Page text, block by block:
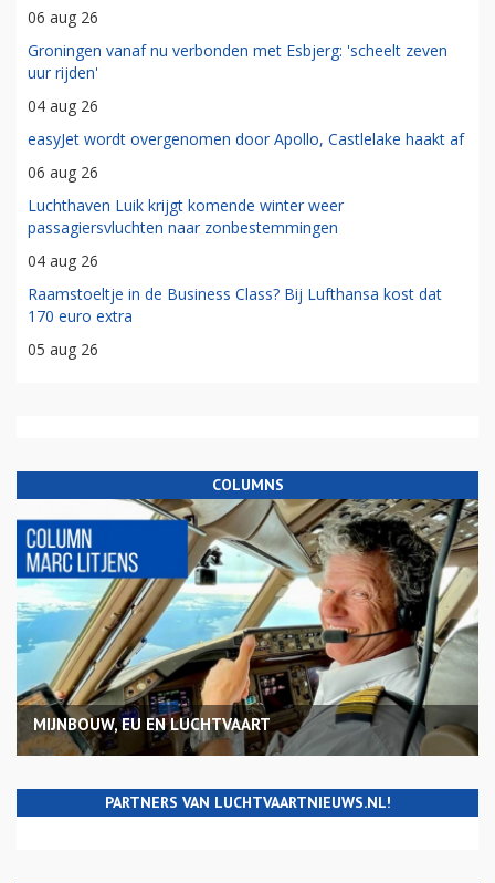
06 aug 26
Groningen vanaf nu verbonden met Esbjerg: 'scheelt zeven
uur rijden'
04 aug 26
easyJet wordt overgenomen door Apollo, Castlelake haakt af
06 aug 26
Luchthaven Luik krijgt komende winter weer
passagiersvluchten naar zonbestemmingen
04 aug 26
Raamstoeltje in de Business Class? Bij Lufthansa kost dat
170 euro extra
05 aug 26
COLUMNS
MIJNBOUW, EU EN LUCHTVAART
PARTNERS VAN LUCHTVAARTNIEUWS.NL!